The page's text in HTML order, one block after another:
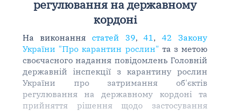
регулювання на державному
кордоні
На виконання статей 39,41,42 Закону
України "Про карантин рослин" та з метою
своєчасного надання повідомлень Головній
державній інспекції з карантину рослин
України про затримання об'єктів
регулювання на державному кордоні та
прийняття рішення щодо застосування